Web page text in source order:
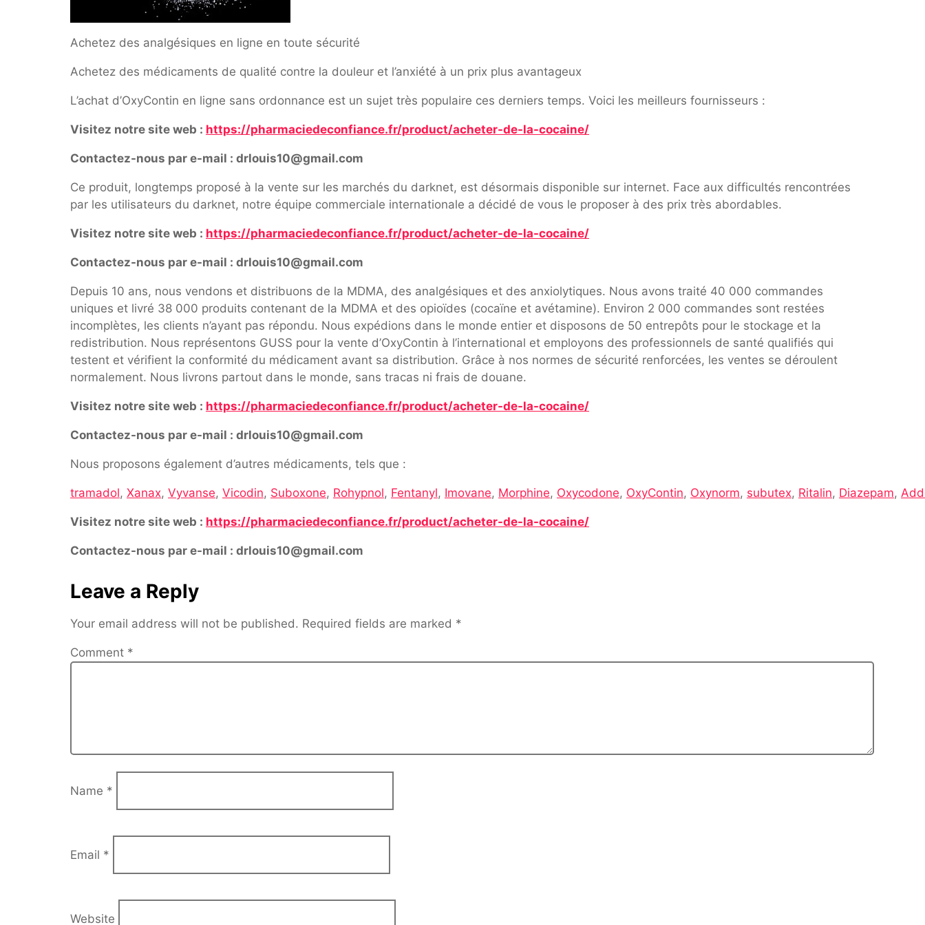
Achetez des analgésiques en ligne en toute sécurité
Achetez des médicaments de qualité contre la douleur et l’anxiété à un prix plus avantageux
L’achat d’OxyContin en ligne sans ordonnance est un sujet très populaire ces derniers temps. Voici les meilleurs fournisseurs :
Visitez notre site web : https://pharmaciedeconfiance.fr/product/acheter-de-la-cocaine/
Contactez-nous par e-mail : drlouis10@gmail.com
Ce produit, longtemps proposé à la vente sur les marchés du darknet, est désormais disponible sur internet. Face aux difficultés rencontrées
par les utilisateurs du darknet, notre équipe commerciale internationale a décidé de vous le proposer à des prix très abordables.
Visitez notre site web : https://pharmaciedeconfiance.fr/product/acheter-de-la-cocaine/
Contactez-nous par e-mail : drlouis10@gmail.com
Depuis 10 ans, nous vendons et distribuons de la MDMA, des analgésiques et des anxiolytiques. Nous avons traité 40 000 commandes
uniques et livré 38 000 produits contenant de la MDMA et des opioïdes (cocaïne et avétamine). Environ 2 000 commandes sont restées
incomplètes, les clients n’ayant pas répondu. Nous expédions dans le monde entier et disposons de 50 entrepôts pour le stockage et la
redistribution. Nous représentons GUSS pour la vente d’OxyContin à l’international et employons des professionnels de santé qualifiés qui
testent et vérifient la conformité du médicament avant sa distribution. Grâce à nos normes de sécurité renforcées, les ventes se déroulent
normalement. Nous livrons partout dans le monde, sans tracas ni frais de douane.
Visitez notre site web : https://pharmaciedeconfiance.fr/product/acheter-de-la-cocaine/
Contactez-nous par e-mail : drlouis10@gmail.com
Nous proposons également d’autres médicaments, tels que :
tramadol, Xanax, Vyvanse, Vicodin, Suboxone, Rohypnol, Fentanyl, Imovane, Morphine, Oxycodone, OxyContin, Oxynorm, subutex, Ritalin, Diazepam,
Visitez notre site web : https://pharmaciedeconfiance.fr/product/acheter-de-la-cocaine/
Contactez-nous par e-mail : drlouis10@gmail.com
Leave a Reply
Your email address will not be published. Required fields are marked *
Comment *
Name *
Email *
Website